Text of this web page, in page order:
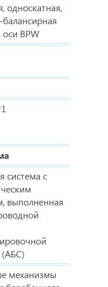
односкатная,
оси BPW
система с
выполненная
(АБС)
механизмы